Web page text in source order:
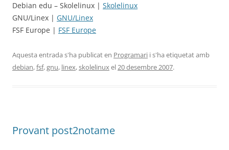
Debian edu – Skolelinux | Skolelinux
GNU/Linex | GNU/Linex
FSF Europe | FSF Europe
Aquesta entrada s'ha publicat en Programari i s'ha etiquetat amb
debian,fsf,gnu, linex,skolelinuxel20 desembre 2007.
Provant post2notame